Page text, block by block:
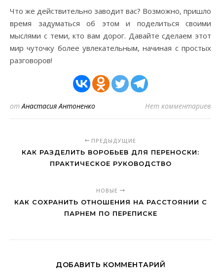
Что же действительно заводит вас? Возможно, пришло
время задуматься об этом и поделиться своими
мыслями с теми, кто вам дорог. Давайте сделаем этот
мир чуточку более увлекательным, начиная с простых
разговоров!
отАнастасия Антоненко Нет комментариев
ПРЕДЫДУЩИЕ
КАК РАЗДЕЛИТЬ ВОРОБЬЕВ ДЛЯ ПЕРЕНОСКИ:
ПРАКТИЧЕСКОЕ РУКОВОДСТВО
НОВЫЕ
КАК СОХРАНИТЬ ОТНОШЕНИЯ НА РАССТОЯНИИ С
ПАРНЕМ ПО ПЕРЕПИСКЕ
ДОБАВИТЬ КОММЕНТАРИЙ